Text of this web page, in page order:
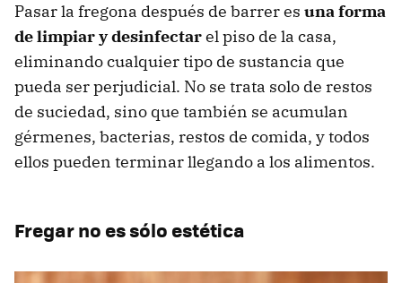
Pasar la fregona después de barrer es una forma
de limpiar y desinfectarel piso de la casa,
eliminando cualquier tipo de sustancia que
pueda ser perjudicial. No se trata solo de restos
de suciedad, sino que también se acumulan
gérmenes, bacterias, restos de comida, y todos
ellos pueden terminar llegando a los alimentos.
Fregar no es sólo estética